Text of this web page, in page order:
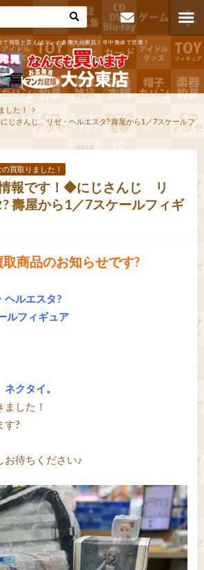
で買取と言えばマンガ倉庫大分東店！年中無休で営業！
お問い合わ
せ
した！
じさんじ リゼ・ヘルエスタ? 壽屋から1／7スケールフ
の買取りました！
報です！◆にじさんじ リ
壽屋から1／7スケールフィギ
商品のお知らせです?
ルエスタ?
ルフィギュア
クタイ。
した！
す?
お待ちください♪